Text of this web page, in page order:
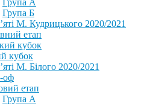
Група А
Група Б
М. Кудрицького 2020/2021
етап
кубок
кубок
М. Білого 2020/2021
оф
етап
Група А